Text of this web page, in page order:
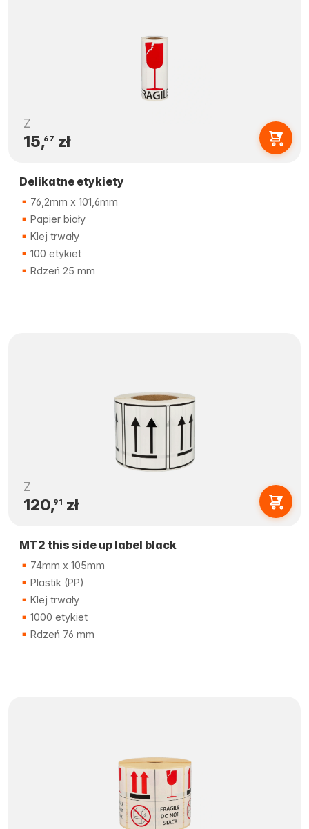
Z
15,67 zł
Delikatne etykiety
76,2mm x 101,6mm
Papier biały
Klej trwały
100 etykiet
Rdzeń 25 mm
Z
120,91 zł
MT2 this side up label black
74mm x 105mm
Plastik (PP)
Klej trwały
1000 etykiet
Rdzeń 76 mm